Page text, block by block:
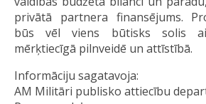
privātā partnera finansējums.
būs vēl viens būtisks solis
mērķtiecīgā pilnveidē un attīstībā.
Informāciju sagatavoja:
AM Militāri publisko attiecību